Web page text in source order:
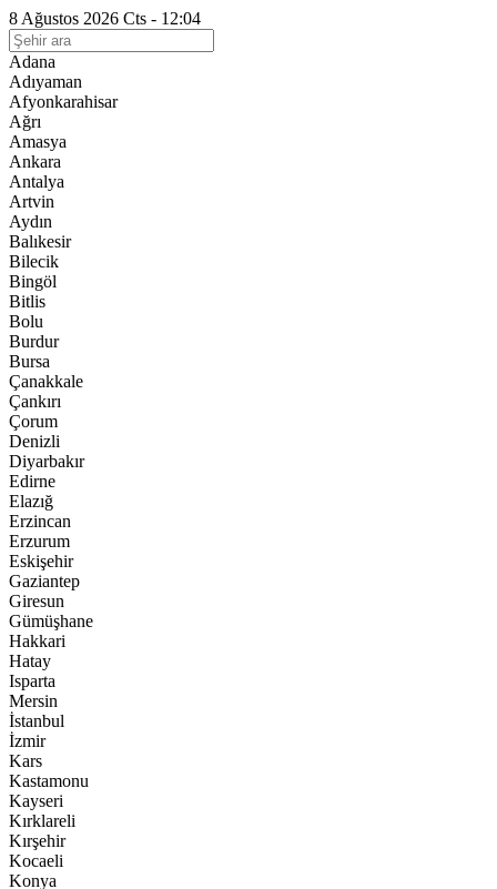
8 Ağustos 2026 Cts - 12:04
Adana
Adıyaman
Afyonkarahisar
Ağrı
Amasya
Ankara
Antalya
Artvin
Aydın
Balıkesir
Bilecik
Bingöl
Bitlis
Bolu
Burdur
Bursa
Çanakkale
Çankırı
Çorum
Denizli
Diyarbakır
Edirne
Elazığ
Erzincan
Erzurum
Eskişehir
Gaziantep
Giresun
Gümüşhane
Hakkari
Hatay
Isparta
Mersin
İstanbul
İzmir
Kars
Kastamonu
Kayseri
Kırklareli
Kırşehir
Kocaeli
Konya